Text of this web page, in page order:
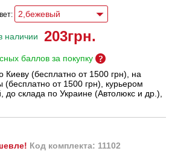
наличии 203грн.
баллов за покупку
Киеву (бесплатно от 1500 грн), на
от 1500 грн), курьером
до склада по Украине (Автолюкс и др.),
Код комплекта: 11102